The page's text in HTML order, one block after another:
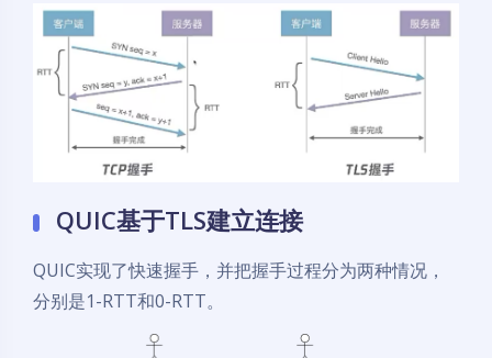
QUIC基于TLS建立连接
QUIC实现了快速握手，并把握手过程分为两种情况，
分别是1-RTT和0-RTT。